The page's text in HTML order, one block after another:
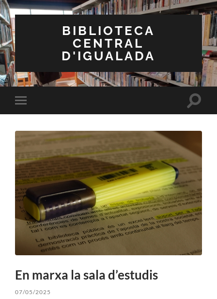
BIBLIOTECA
CENTRAL
D'IGUALADA
Toggle
mobile
Toggle
En marxa la sala d’estudis
07/05/2025